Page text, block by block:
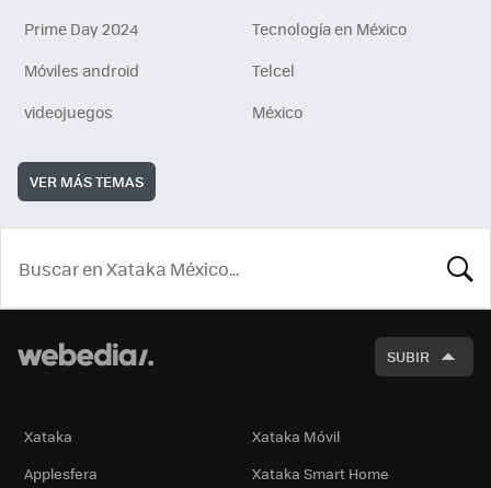
Prime Day 2024
Tecnología en México
Móviles android
Telcel
videojuegos
México
VER MÁS TEMAS
SUBIR
Xataka
Xataka Móvil
Applesfera
Xataka Smart Home